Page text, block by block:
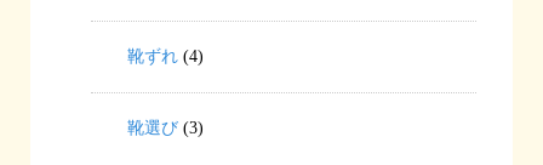
靴ずれ (4)
靴選び (3)